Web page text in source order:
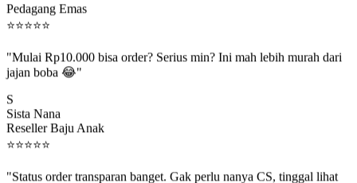
⭐⭐⭐⭐⭐
jajan boba 😂"
Sista Nana
Reseller Baju Anak
⭐⭐⭐⭐⭐
dashboard."